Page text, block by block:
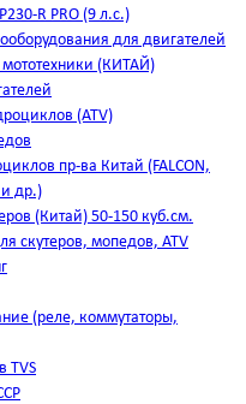
R PRO (9 л.с.)
для двигателей
(КИТАЙ)
(ATV)
пр-ва Китай (FALCON,
и др.)
(Китай) 50-150 куб.см.
скутеров, мопедов, ATV
(реле, коммутаторы,
TVS